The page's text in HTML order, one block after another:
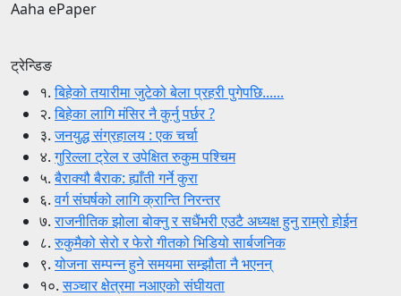
Aaha ePaper
ट्रेन्डिङ
१.बिहेको तयारीमा जुटेको बेला प्रहरी पुगेपछि......
२.बिहेका लागि मंसिर नै कुर्नु पर्छर ?
३.जनयुद्ध संग्रहालय : एक चर्चा
४.गुरिल्ला ट्रेल र उपेक्षित रुकुम पश्चिम
५.बैराक्यौ बैराक: ह्याँती गर्ने कुरा
६.वर्ग संघर्षको लागि क्रान्ति निरन्तर
७.राजनीतिक झोला बोक्नु र सधैंभरी एउटै अध्यक्ष हुनु राम्रो होईन
८.रुकुमैको सेरो र फेरो गीतको भिडियो सार्बजनिक
९.योजना सम्पन्न हुने समयमा सम्झौता नै भएनन्
१०.सञ्चार क्षेत्रमा नआएको संघीयता